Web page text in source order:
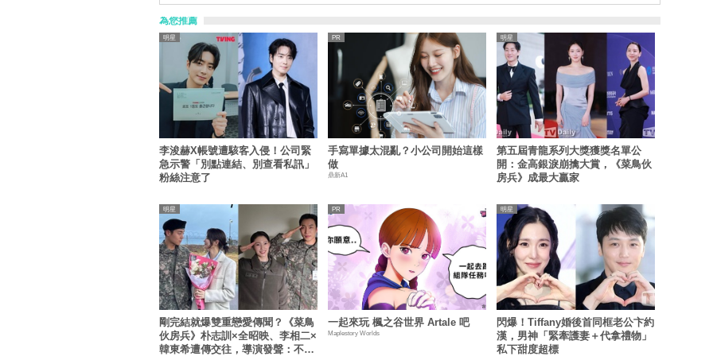
為您推薦
李浚赫X帳號遭駭客入侵！公司緊
急示警「別點連結、別查看私訊」
粉絲注意了
明星
手寫單據太混亂？小公司開始這樣
做
鼎新A1
第五屆青龍系列大獎獲獎名單公
開：金高銀淚崩擒大賞，《菜鳥伙
房兵》成最大贏家
明星
剛完結就爆雙重戀愛傳聞？《菜鳥
伙房兵》朴志訓×全昭映、李相二×
韓東希遭傳交往，導演發聲：不要
明星
一起來玩 楓之谷世界 Artale 吧
Maplestory Worlds
閃爆！Tiffany婚後首同框老公卞約
漢，男神「緊牽護妻＋代拿禮物」
私下甜度超標
明星